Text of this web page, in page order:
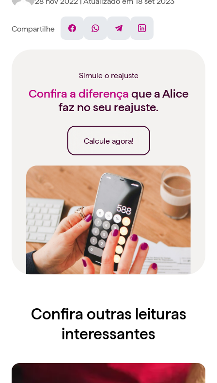
Compartilhe
FacebookWhatsAppTelegramLinkedin
Simule o reajuste
Confira a diferença que a Alice
faz no seu reajuste.
Calcule agora!
Confira outras leituras
interessantes